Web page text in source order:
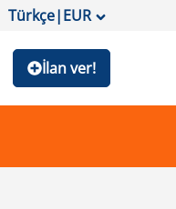
Türkçe|EUR
İlan ver!